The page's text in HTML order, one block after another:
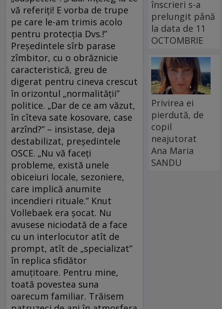
vă referiţi! E vorba de trupe
pe care le-am trimis acolo
pentru protecţia Dvs.!”
Preşedintele sîrb parase
zîmbitor, cu o obrăznicie
caracteristică, greu de
digerat pentru cineva crescut
în orizontul „normalităţii”
politice. „Dar de ce am văzut,
în cîteva sate kosovare, case
arzînd?” – insistase, deja
destabilizat, preşedintele
OSCE. „Nu vă faceţi
probleme, există unele
obiceiuri locale, sezoniere,
care implică anumite
incendieri rituale.” Knut
Vollebaek era şocat. Nu
avusese niciodată de a face
cu un interlocutor atît de
prompt, atît de „specializat”
în replica sfidător
amuţitoare. Pentru mine,
toată povestea suna
oarecum familiar. Trăisem
înscrieri s-a
prelungit până
la data de 11
OCTOMBRIE
Privirea ei
pierdută, de
copil
neajutorat
Ana Maria
SANDU